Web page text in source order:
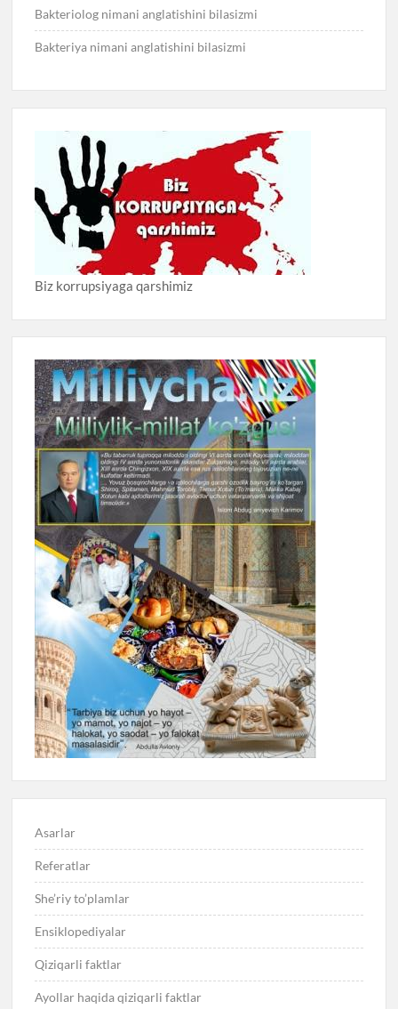
Bakteriolog nimani anglatishini bilasizmi
Bakteriya nimani anglatishini bilasizmi
Biz korrupsiyaga qarshimiz
Asarlar
Referatlar
She’riy to’plamlar
Ensiklopediyalar
Qiziqarli faktlar
Ayollar haqida qiziqarli faktlar